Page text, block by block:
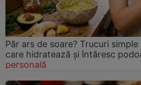
Păr ars de soare? Trucuri
care hidratează și întăresc
personală